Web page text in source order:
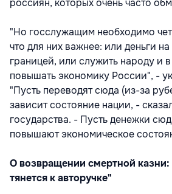
"Но госслужащим необходимо
что для них важнее: или деньги на
границей, или служить народу и
повышать экономику России", -
"Пусть переводят сюда (из-за
зависит состояние нации, -
государства. - Пусть денежки
повышают экономическое
О возвращении смертной
тянется к авторучке"